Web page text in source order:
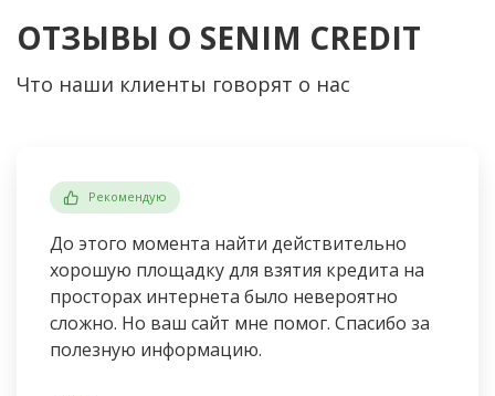
ОТЗЫВЫ О SENIM CREDIT
Что наши клиенты говорят о нас
Рекомендую
До этого момента найти действительно
хорошую площадку для взятия кредита на
просторах интернета было невероятно
сложно. Но ваш сайт мне помог. Спасибо за
полезную информацию.